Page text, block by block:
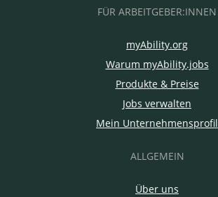
FÜR ARBEITGEBER:INNEN
myAbility.org
Warum myAbility.jobs
Produkte & Preise
Jobs verwalten
Mein Unternehmensprofil
ALLGEMEIN
Über uns